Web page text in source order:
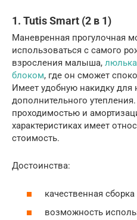
1. Tutis Smart (2 в 1)
Маневренная прогулочная
использоваться с самого
взросления малыша,
блоком, где он сможет
Имеет удобную накидку для
дополнительного
проходимостью и
характеристиках имеет
стоимость.
Достоинства:
качественная сборка
возможность